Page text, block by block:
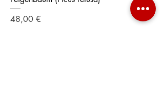
Preis
48,00 €